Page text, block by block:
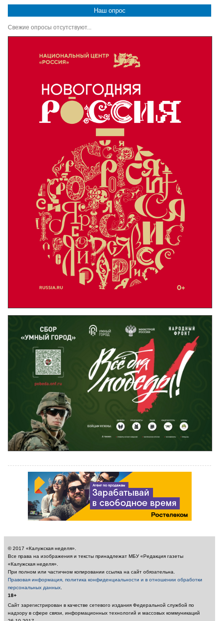
Наш опрос
Свежие опросы отсутствуют...
© 2017 «Калужская неделя».
Все права на изображения и тексты принадлежат МБУ «Редакция газеты
«Калужская неделя».
При полном или частичном копировании ссылка на сайт обязательна.
Правовая информация, политика конфиденциальности и в отношении обработки
персональных данных
18+
Сайт зарегистрирован в качестве сетевого издания Федеральной службой по
надзору в сфере связи, информационных технологий и массовых коммуникаций